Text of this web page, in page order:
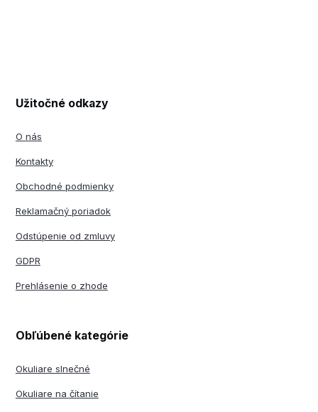
Užitočné odkazy
O nás
Kontakty
Obchodné podmienky
Reklamačný poriadok
Odstúpenie od zmluvy
GDPR
Prehlásenie o zhode
Obľúbené kategórie
Okuliare slnečné
Okuliare na čítanie